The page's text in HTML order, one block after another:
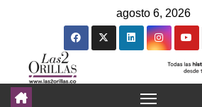
agosto 6, 2026